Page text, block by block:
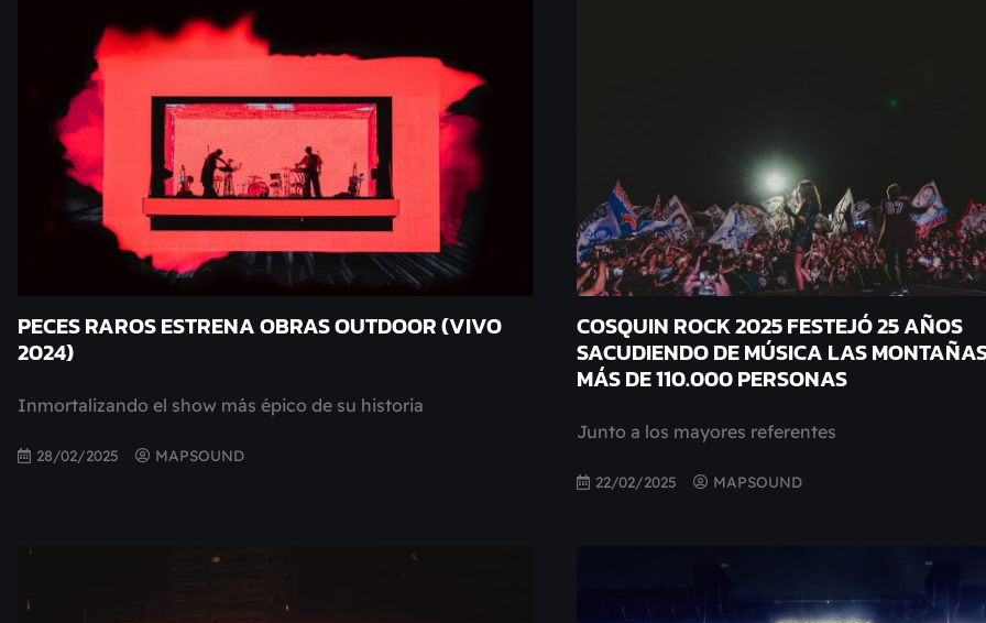
PECES RAROS ESTRENA OBRAS OUTDOOR (VIVO
2024)
Inmortalizando el show más épico de su historia
28/02/2025 MAPSOUND
COSQUIN ROCK 2025 FESTEJÓ 25 AÑOS
SACUDIENDO DE MÚSICA LAS
MÁS DE 110.000 PERSONAS
Junto a los mayores referentes
22/02/2025 MAPSOUND